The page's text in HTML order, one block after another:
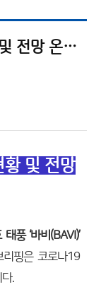
제8호 태풍 ´바비(BAVI)´ 현황 및 전망 온라인 브리핑
황 및 전망
풍 ‘바비(BAVI)’
리핑은 코로나19
.